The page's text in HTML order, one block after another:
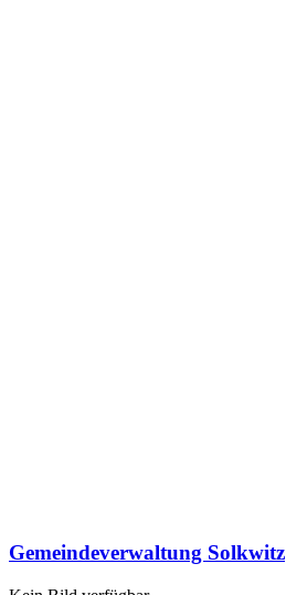
Gemeindeverwaltung Solkwitz